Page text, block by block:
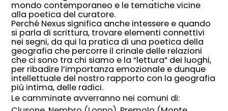
mondo contemporaneo e le tematiche vicine
alla poetica del curatore.
Perché Nexus significa anche intessere e quando
si parla di scrittura, trovare elementi connettivi
nei segni, da qui la pratica di una poetica della
geografia che percorre il crinale delle relazioni
che ci sono tra chi siamo e la “lettura” dei luoghi,
per ribadire l’importanza emozionale e dunque
intellettuale del nostro rapporto con la geografia
più intima, delle radici.
Le camminate avverranno nei comuni di: